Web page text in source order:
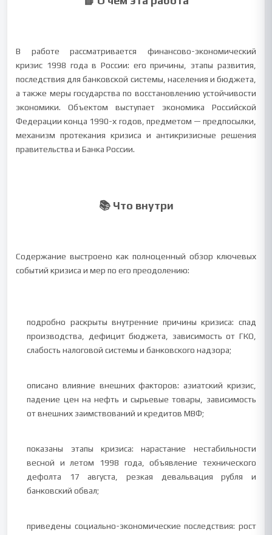
В работе рассматривается финансово-экономический
кризис 1998 года в России: его причины, этапы развития,
последствия для банковской системы, населения и бюджета,
а также меры государства по восстановлению устойчивости
экономики. Объектом выступает экономика Российской
Федерации конца 1990-х годов, предметом — предпосылки,
механизм протекания кризиса и антикризисные решения
правительства и Банка России.
📚 Что внутри
Содержание выстроено как полноценный обзор ключевых
событий кризиса и мер по его преодолению:
подробно раскрыты внутренние причины кризиса: спад
производства, дефицит бюджета, зависимость от ГКО,
слабость налоговой системы и банковского надзора;
описано влияние внешних факторов: азиатский кризис,
падение цен на нефть и сырьевые товары, зависимость
от внешних заимствований и кредитов МВФ;
показаны этапы кризиса: нарастание нестабильности
весной и летом 1998 года, объявление технического
дефолта 17 августа, резкая девальвация рубля и
банковский обвал;
приведены социально-экономические последствия: рост